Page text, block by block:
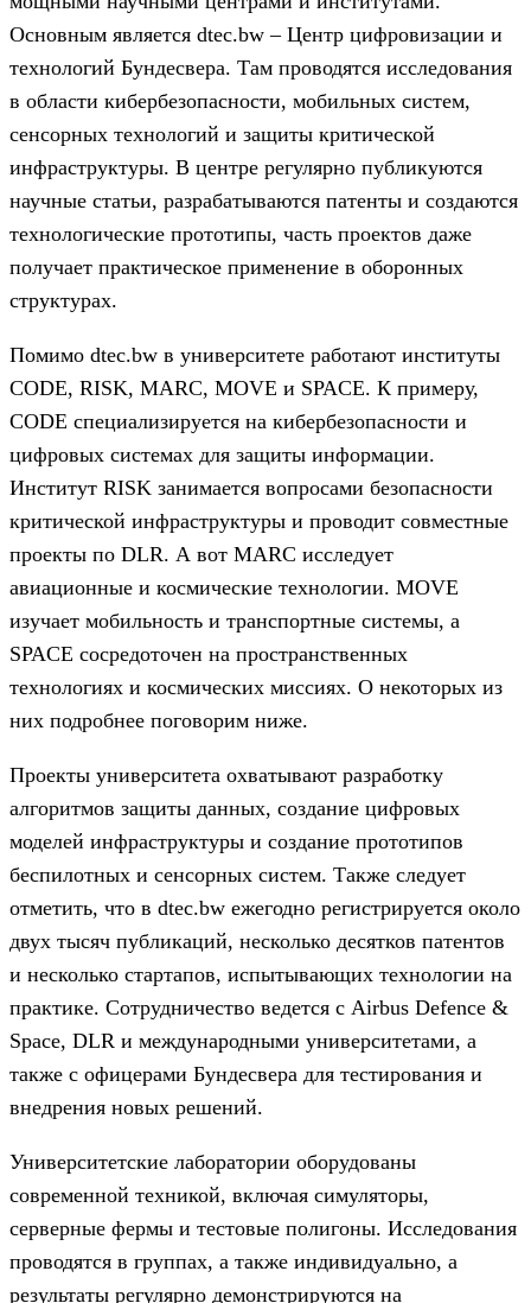
Основным является dtec.bw – Центр цифровизации и
технологий Бундесвера. Там проводятся исследования
в области кибербезопасности, мобильных систем,
сенсорных технологий и защиты критической
инфраструктуры. В центре регулярно публикуются
научные статьи, разрабатываются патенты и создаются
технологические прототипы, часть проектов даже
получает практическое применение в оборонных
структурах.
Помимо dtec.bw в университете работают институты
CODE, RISK, MARC, MOVE и SPACE. К примеру,
CODE специализируется на кибербезопасности и
цифровых системах для защиты информации.
Институт RISK занимается вопросами безопасности
критической инфраструктуры и проводит совместные
проекты по DLR. А вот MARC исследует
авиационные и космические технологии. MOVE
изучает мобильность и транспортные системы, а
SPACE сосредоточен на пространственных
технологиях и космических миссиях. О некоторых из
них подробнее поговорим ниже.
Проекты университета охватывают разработку
алгоритмов защиты данных, создание цифровых
моделей инфраструктуры и создание прототипов
беспилотных и сенсорных систем. Также следует
отметить, что в dtec.bw ежегодно регистрируется около
двух тысяч публикаций, несколько десятков патентов
и несколько стартапов, испытывающих технологии на
практике. Сотрудничество ведется с Airbus Defence &
Space, DLR и международными университетами, а
также с офицерами Бундесвера для тестирования и
внедрения новых решений.
Университетские лаборатории оборудованы
современной техникой, включая симуляторы,
серверные фермы и тестовые полигоны. Исследования
проводятся в группах, а также индивидуально, а
результаты регулярно демонстрируются на